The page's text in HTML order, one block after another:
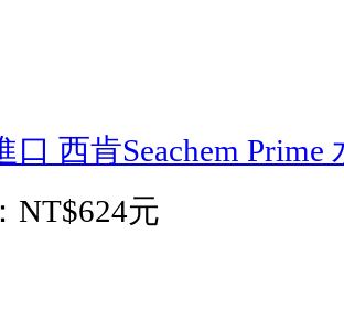
口 西肯Seachem
NT$624元